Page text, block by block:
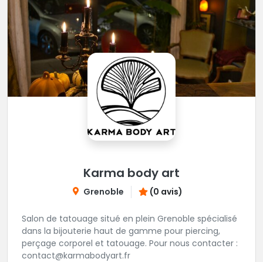
Karma body art
Grenoble (0 avis)
Salon de tatouage situé en plein Grenoble spécialisé
dans la bijouterie haut de gamme pour piercing,
perçage corporel et tatouage. Pour nous contacter :
contact@karmabodyart.fr